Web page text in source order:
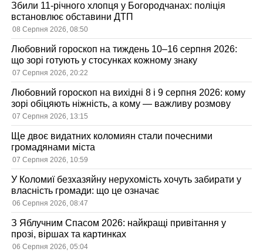
Збили 11-річного хлопця у Богородчанах: поліція
встановлює обставини ДТП
08 Серпня 2026, 08:50
Любовний гороскоп на тиждень 10–16 серпня 2026:
що зорі готують у стосунках кожному знаку
07 Серпня 2026, 20:22
Любовний гороскоп на вихідні 8 і 9 серпня 2026: кому
зорі обіцяють ніжність, а кому — важливу розмову
07 Серпня 2026, 13:15
Ще двоє видатних коломиян стали почесними
громадянами міста
07 Серпня 2026, 10:59
У Коломиї безхазяйну нерухомість хочуть забирати у
власність громади: що це означає
06 Серпня 2026, 08:47
З Яблучним Спасом 2026: найкращі привітання у
прозі, віршах та картинках
06 Серпня 2026, 05:04